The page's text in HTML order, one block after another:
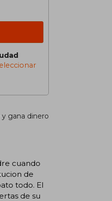
gana dinero
cuando
de
todo. El
de su